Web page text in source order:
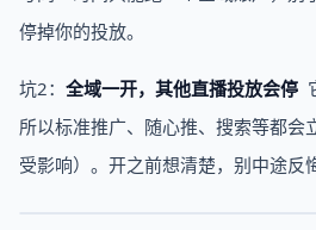
停掉你的投放。
坑2： 全域一开，其他直播投放会停
所以标准推广、随心推、搜索等都会
受影响）。开之前想清楚，别中途反